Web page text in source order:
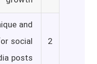
2
and
social
posts